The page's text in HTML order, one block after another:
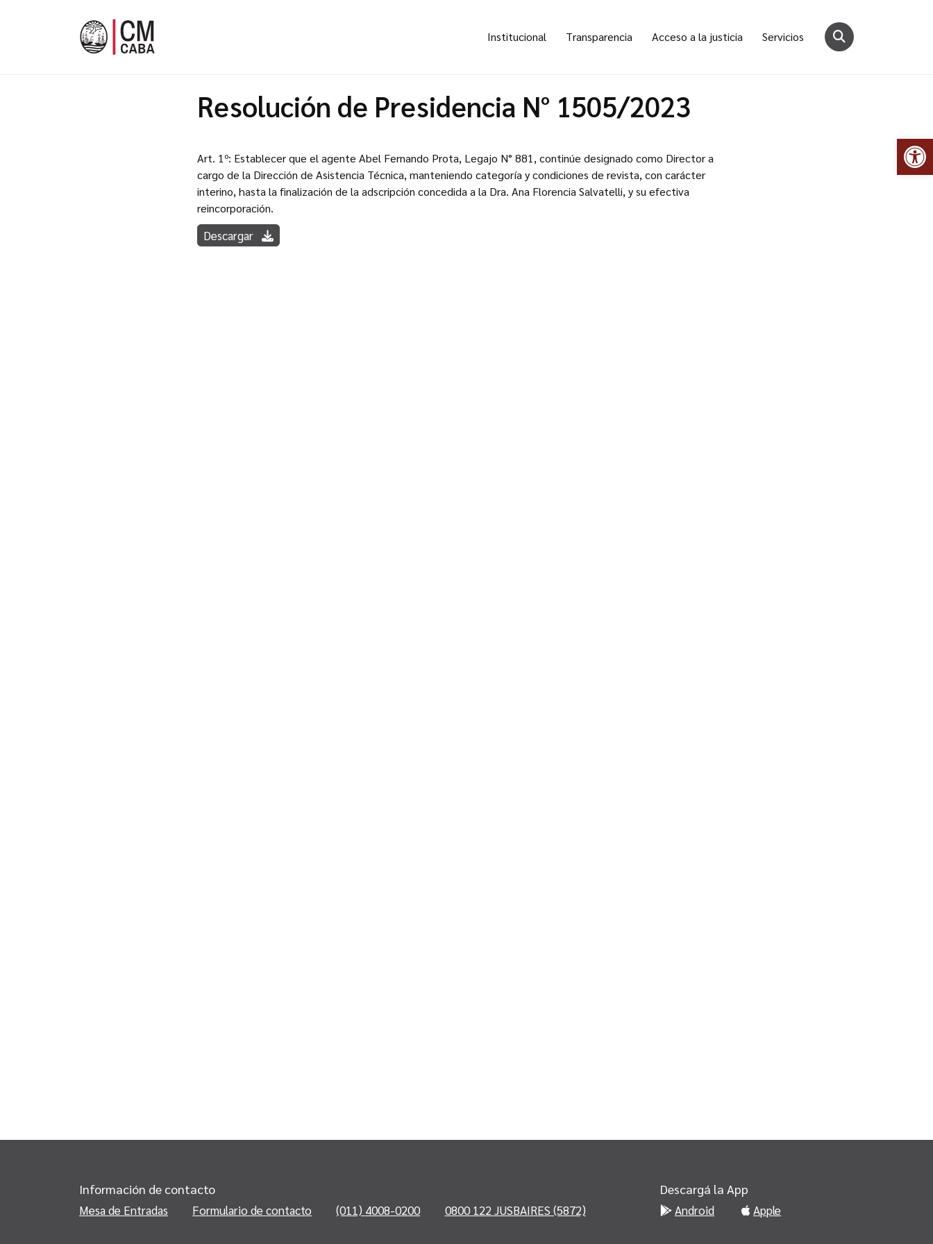
Institucional Transparencia Acceso a la justicia Servicios
Resolución de Presidencia N° 1505/2023
Art. 1º: Establecer que el agente Abel Fernando Prota, Legajo N° 881, continúe designado como Director a
cargo de la Dirección de Asistencia Técnica, manteniendo categoría y condiciones de revista, con carácter
interino, hasta la finalización de la adscripción concedida a la Dra. Ana Florencia Salvatelli, y su efectiva
reincorporación.
Descargar
Información de contacto
Mesa de Entradas Formulario de contacto (011) 4008-0200 0800 122 JUSBAIRES (5872)
Descargá la App
Android Apple